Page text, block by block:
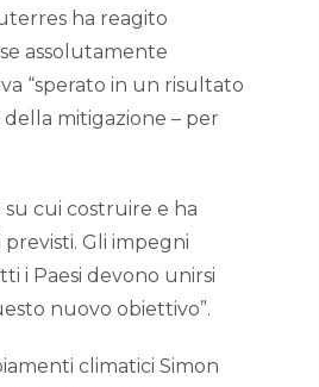
ha reagito
assolutamente
“sperato in un risultato
mitigazione – per
cui costruire e ha
Gli impegni
i Paesi devono unirsi
nuovo obiettivo”.
climatici Simon